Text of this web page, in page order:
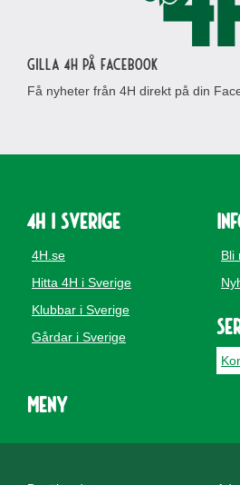
Gilla 4H på Facebook
Få nyheter från 4H direkt på din
4H i Sverige
4H.se
Hitta 4H i Sverige
Klubbar i Sverige
Gårdar i Sverige
Bli
Meny